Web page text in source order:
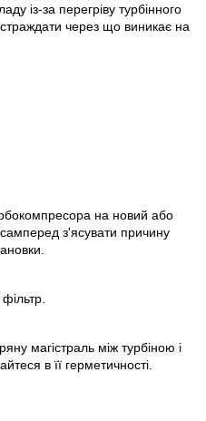
із-за перегріву турбінного
через що виникає на
на новий або
з'ясувати причину
магістраль між турбіною і
в її герметичності.